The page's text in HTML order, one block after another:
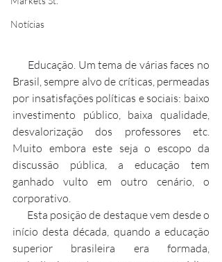
Notícias
Brasil, sempre alvo de críticas, permeadas
por insatisfações políticas e sociais: baixo
investimento público, baixa qualidade,
desvalorização dos professores etc.
Muito embora este seja o escopo da
discussão pública, a educação tem
ganhado vulto em outro cenário, o
corporativo.
início desta década, quando a educação
superior brasileira era formada,